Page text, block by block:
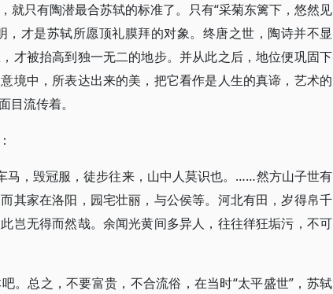
就只有陶潜最合苏轼的标准了。只有“采菊东篱下，悠然见
，才是苏轼所愿顶礼膜拜的对象。终唐之世，陶诗并不显
才被抬高到独一无二的地步。并从此之后，地位便巩固下
境中，所表达出来的美，把它看作是人生的真谛，艺术的
流传着。
，毁冠服，徒步往来，山中人莫识也。……然方山子世有
其家在洛阳，园宅壮丽，与公侯等。河北有田，岁得帛千
岂无得而然哉。余闻光黄间多异人，往往徉狂垢污，不可
。总之，不要富贵，不合流俗，在当时“太平盛世”，苏轼